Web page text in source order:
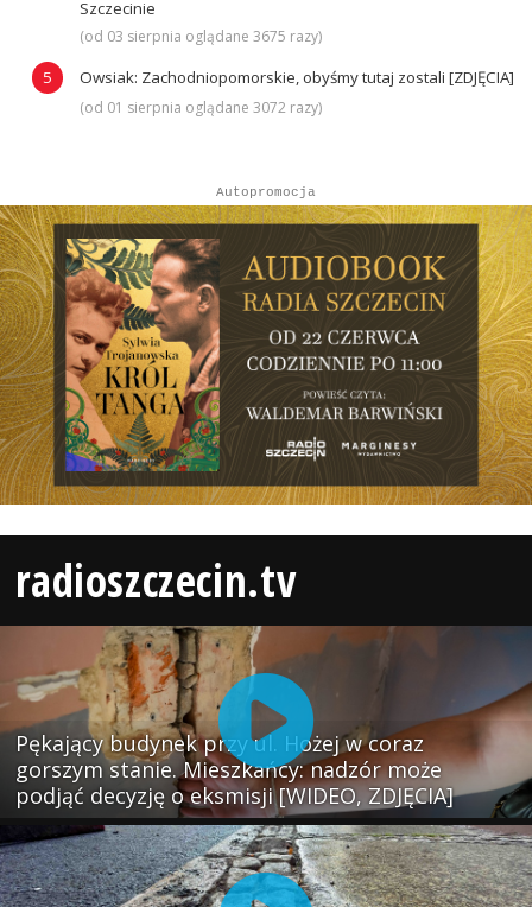
Szczecinie
(od 03 sierpnia oglądane 3675 razy)
Owsiak: Zachodniopomorskie, obyśmy tutaj zostali [ZDJĘCIA]
(od 01 sierpnia oglądane 3072 razy)
Autopromocja
radioszczecin.tv
Pękający budynek przy ul. Hożej w coraz
gorszym stanie. Mieszkańcy: nadzór może
podjąć decyzję o eksmisji [WIDEO, ZDJĘCIA]